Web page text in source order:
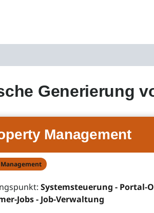
Generierung
Management
Systemsteuerung - Portal-
Jobs - Job-Verwaltung